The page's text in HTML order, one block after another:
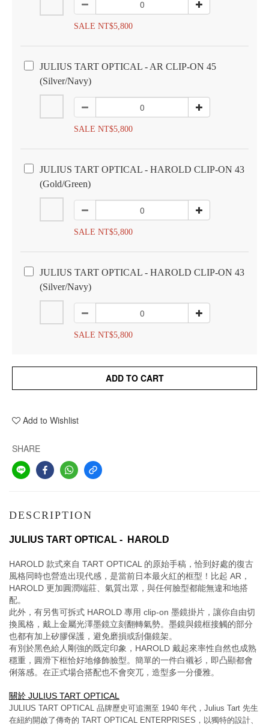
SALE NT$5,800
JULIUS TART OPTICAL - AR CLIP-ON 45
(Silver/Navy)
SALE NT$5,800
JULIUS TART OPTICAL - HAROLD CLIP-ON 43
(Gold/Green)
SALE NT$5,800
JULIUS TART OPTICAL - HAROLD CLIP-ON 43
(Silver/Navy)
SALE NT$5,800
ADD TO CART
Add to Wishlist
SHARE
DESCRIPTION
JULIUS TART OPTICAL -  HAROLD
HAROLD 款式來自 TART OPTICAL 的原始手稿，恰到好處的復古
風格同時也營造出現代感，是當前日本最火紅的框型！比起 AR，
HAROLD 更加圓潤端莊、氣質出眾，與任何臉型都能無違和地搭
配。
此外，有另售可拆式 HAROLD 專用 clip-on 墨鏡掛片，讓你自由切
換風格，戴上金屬光澤墨鏡立刻翻轉氣勢。墨鏡與鏡框接觸的部分
也都有加上矽膠保護，避免磨損或刮傷鏡架。
有別於黑色給人剛強的既定印象，HAROLD 戴起來率性自然也成熟
穩重，圓滑下框恰好地修飾臉型。簡單的一件白襯衫，即凸顯都會
俐落感。在正式場合搭配也不會突兀，造型多一分優雅。
關於 JULIUS TART OPTICAL
JULIUS TART OPTICAL 品牌歷史可追溯至 1940 年代，Julius Tart 先生
在紐約開啟了傳奇的 TART OPTICAL ENTERPRISES，以獨特的設計、